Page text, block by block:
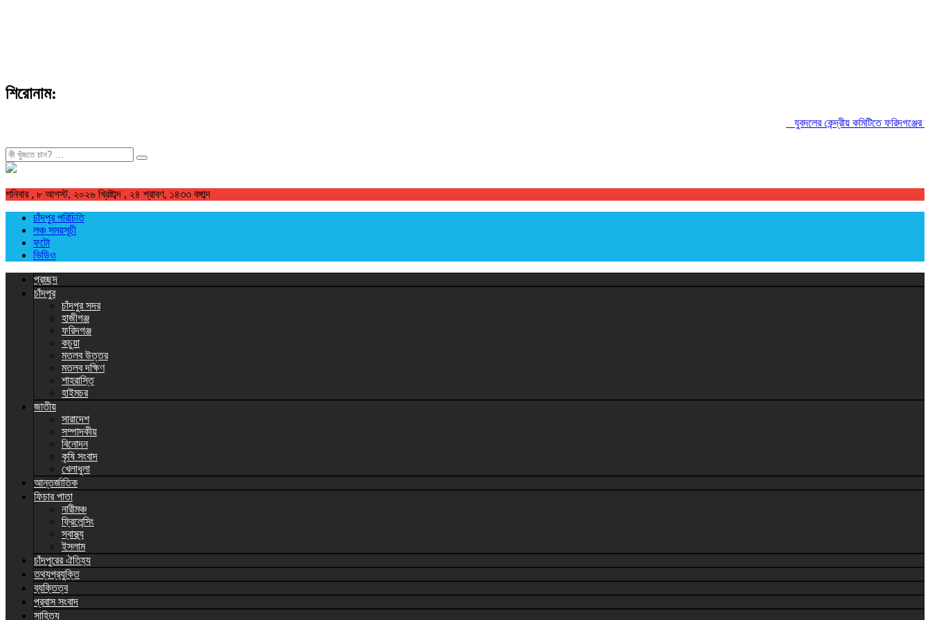
শিরোনাম:
যুবদলের কেন্দ্রীয় কমিটিতে ফরিদগঞ্জের
খুজুন
শনিবার , ৮ আগস্ট, ২০২৬ খ্রিষ্টাব্দ , ২৪ শ্রাবণ, ১৪৩৩ বঙ্গাব্দ
চাঁদপুর পরিচিতি
লঞ্চ সময়সূচী
ফটো
ভিডিও
প্রচ্ছদ
চাঁদপুর
চাঁদপুর সদর
হাজীগঞ্জ
ফরিদগঞ্জ
কচুয়া
মতলব উত্তর
মতলব দক্ষিণ
শাহরাস্তি
হাইমচর
জাতীয়
সারাদেশ
সম্পাদকীয়
বিনোদন
কৃষি সংবাদ
খেলাধুলা
আন্তর্জাতিক
ফিচার পাতা
নারীমঞ্চ
ফ্রিলেন্সিং
স্বাস্থ্য
ইসলাম
চাঁদপুরের ঐতিহ্য
তথ্যপ্রযুক্তি
ব্যক্তিত্ব
প্রবাস সংবাদ
সাহিত্য